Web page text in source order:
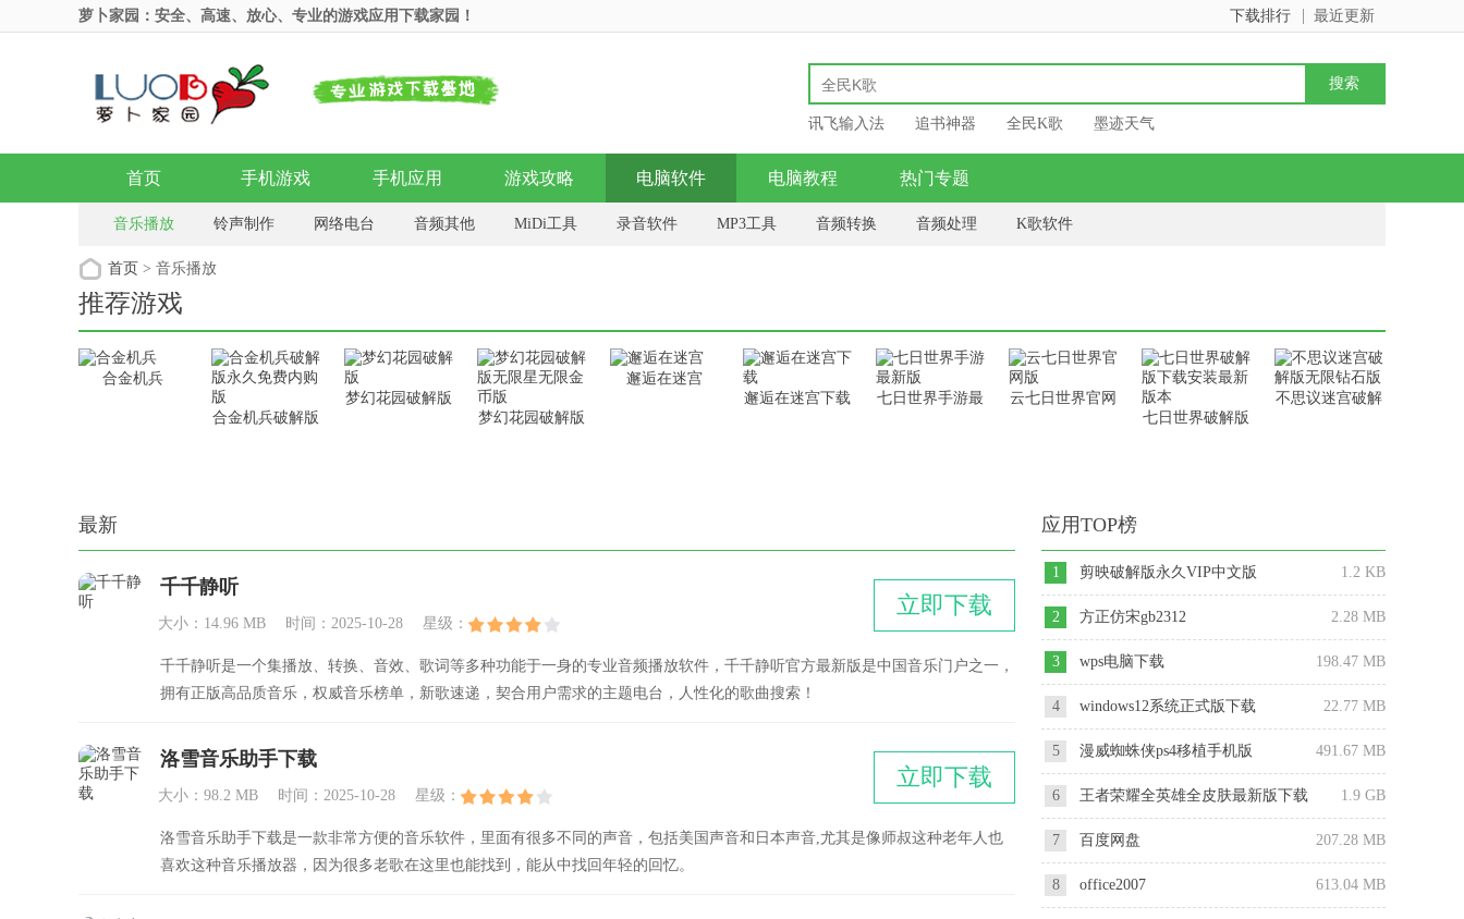
萝卜家园：安全、高速、放心、专业的游戏应用下载家园！ 最近更新
下载排行
讯飞输入法 追书神器 全民K歌 墨迹天气
首页 手机游戏 手机应用 游戏攻略 电脑软件 电脑教程 热门专题
音乐播放 铃声制作 网络电台 音频其他 MiDi工具 录音软件 MP3工具 音频转换 音频处理 K歌软件
首页 > 音乐播放
推荐游戏
合金机兵
合金机兵破解版
梦幻花园破解版
梦幻花园破解版
邂逅在迷宫
邂逅在迷宫下载
七日世界手游最
云七日世界官网
七日世界破解版
不思议迷宫破解
最新
千千静听
大小：14.96 MB 时间：2025-10-28 星级：
立即下载
千千静听是一个集播放、转换、音效、歌词等多种功能于一身的专业音频播放软件，千千静听官方最新版是中国音乐门户之一，
拥有正版高品质音乐，权威音乐榜单，新歌速递，契合用户需求的主题电台，人性化的歌曲搜索！
洛雪音乐助手下载
大小：98.2 MB 时间：2025-10-28 星级：
立即下载
洛雪音乐助手下载是一款非常方便的音乐软件，里面有很多不同的声音，包括美国声音和日本声音,尤其是像师叔这种老年人也
喜欢这种音乐播放器，因为很多老歌在这里也能找到，能从中找回年轻的回忆。
应用TOP榜
1 剪映破解版永久VIP中文版 1.2 KB
2 方正仿宋gb2312 2.28 MB
3 wps电脑下载 198.47 MB
4 windows12系统正式版下载 22.77 MB
5 漫威蜘蛛侠ps4移植手机版 491.67 MB
6
王者荣耀全英雄全皮肤最新版下载
2025
1.9 GB
7 百度网盘 207.28 MB
8 office2007 613.04 MB